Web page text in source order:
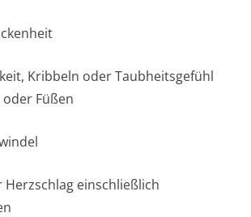
Kribbeln oder Taubheitsgefühl
Füßen
Herzschlag einschließlich